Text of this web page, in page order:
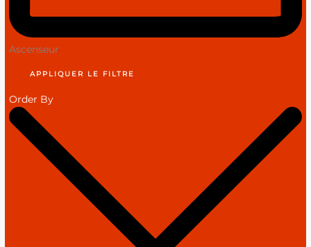
Ascenseur
APPLIQUER LE FILTRE
Order By